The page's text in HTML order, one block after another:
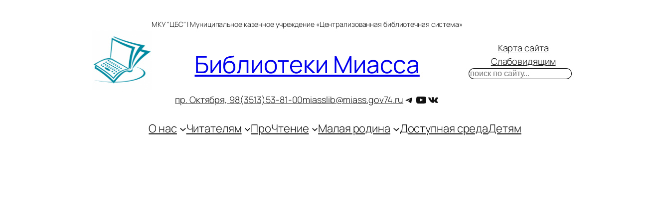
МКУ "ЦБС" | Муниципальное казенное учреждение «Централизованная библиотечная система»
Библиотеки Миасса
пр. Октября, 98(3513)53-81-00miasslib@miass.gov74.ru Telegram
YouTube
ВКонтакте
Карта сайта
Слабовидящим
Поиск
О нас Читателям ПроЧтение Малая родина Доступная средаДетям